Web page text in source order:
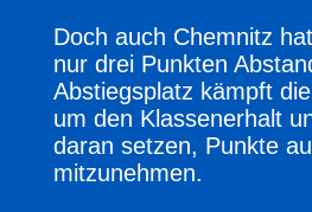
Doch auch Chemnitz
nur drei Punkten
Abstiegsplatz kämpft
um den Klassenerhalt
daran setzen, Punkte
mitzunehmen.